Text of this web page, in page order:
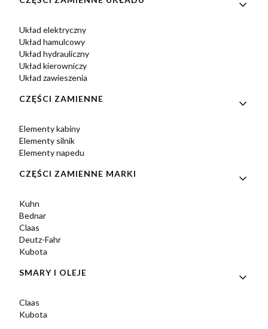
Układ elektryczny
Układ hamulcowy
Układ hydrauliczny
Układ kierowniczy
Układ zawieszenia
CZĘŚCI ZAMIENNE
Elementy kabiny
Elementy silnik
Elementy napedu
CZĘŚCI ZAMIENNE MARKI
Kuhn
Bednar
Claas
Deutz-Fahr
Kubota
SMARY I OLEJE
Claas
Kubota